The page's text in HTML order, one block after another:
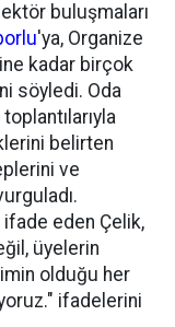
buluşmaları
'ya, Organize
kadar birçok
söyledi. Oda
belirten
ve
eden Çelik,
üyelerin
olduğu her
ifadelerini